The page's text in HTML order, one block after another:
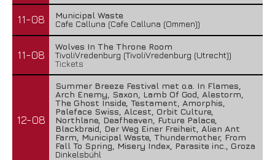
11-08
Municipal Waste
Cafe Calluna (Cafe Calluna (Ommen))
11-08
Wolves In The Throne Room
TivoliVredenburg (TivoliVredenburg (Utrecht))
Tickets
12-08
Summer Breeze Festival met o.a. In Flames,
Arch Enemy, Saxon, Lamb Of God, Alestorm,
The Ghost Inside, Testament, Amorphis,
Paleface Swiss, Alcest, Orbit Culture,
Northlane, Deafheaven, Future Palace,
Blackbraid, Der Weg Einer Freiheit, Alien Ant
Farm, Municipal Waste, Thundermother, From
Fall To Spring, Misery Index, Parasite inc., Groza
Dinkelsbühl